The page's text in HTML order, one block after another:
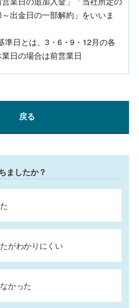
出金日の一部解約」をいいま
準日とは、3・6・9・12月の各
日の場合は前営業日
戻る
ましたか？
がわかりにくい
かった